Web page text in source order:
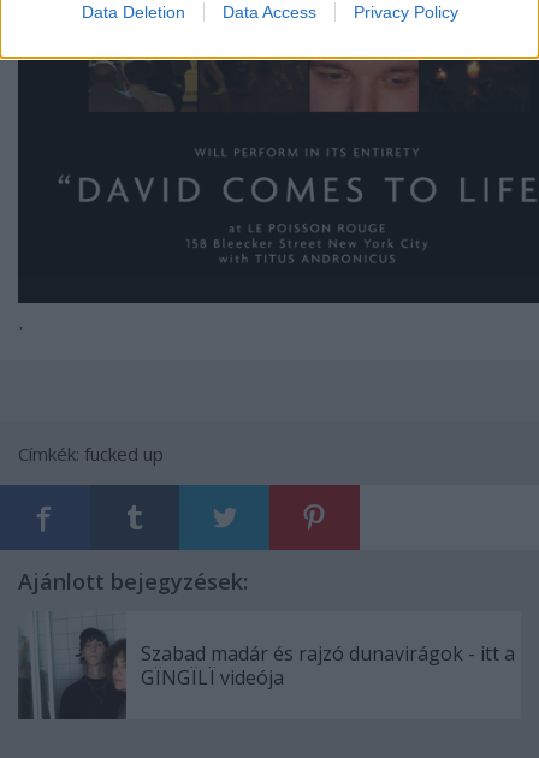
Data Deletion Data Access Privacy Policy
.
Címkék: fucked up
Ajánlott bejegyzések:
Szabad madár és rajzó dunavirágok - itt a
GÏNGÏLÏ videója